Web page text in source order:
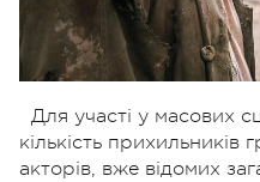
Для участі у масових
кількість прихильників
акторів, вже відомих